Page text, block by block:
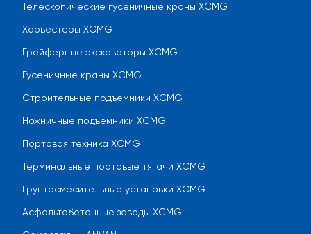
Телескопические гусеничные краны XCMG
Харвестеры XCMG
Грейферные экскаваторы XCMG
Гусеничные краны XCMG
Строительные подъемники XCMG
Ножничные подъемники XCMG
Портовая техника XCMG
Терминальные портовые тягачи XCMG
Грунтосмесительные установки XCMG
Асфальтобетонные заводы XCMG